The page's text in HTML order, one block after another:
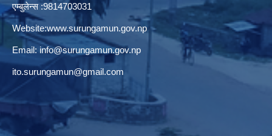
एम्बुलेन्स :9814703031
Website:www.surungamun.gov.np
Email: info@surungamun.gov.np
ito.surungamun@gmail.com